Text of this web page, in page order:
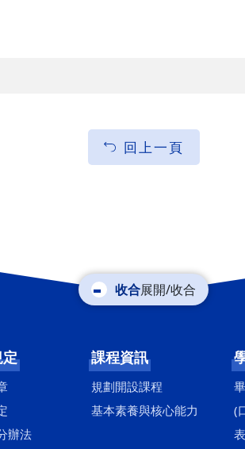
回上一頁
展開/收合
辦法
課程資訊
規劃開設課程
基本素養與核心能力
(